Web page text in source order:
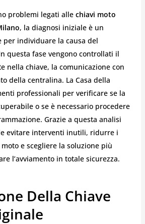
problemi legati alle chiavi moto
, la diagnosi iniziale è un
per individuare la causa del
questa fase vengono controllati il
nella chiave, la comunicazione con
della centralina. La Casa della
professionali per verificare se la
o se è necessario procedere
Grazie a questa analisi
evitare interventi inutili, ridurre i
e scegliere la soluzione più
l’avviamento in totale sicurezza.
Della Chiave